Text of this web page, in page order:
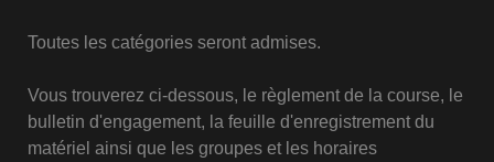
Toutes les catégories seront admises.
Vous trouverez ci-dessous, le règlement de la course, le
bulletin d'engagement, la feuille d'enregistrement du
matériel ainsi que les groupes et les horaires